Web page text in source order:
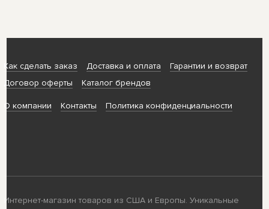
Как сделать заказ Доставка и оплата
Гарантии и возврат
Договор оферты
Каталог брендов
О компании Контакты Политика конфиденциальности
Интернет-магазин товаров из США и Европы. Уникальные